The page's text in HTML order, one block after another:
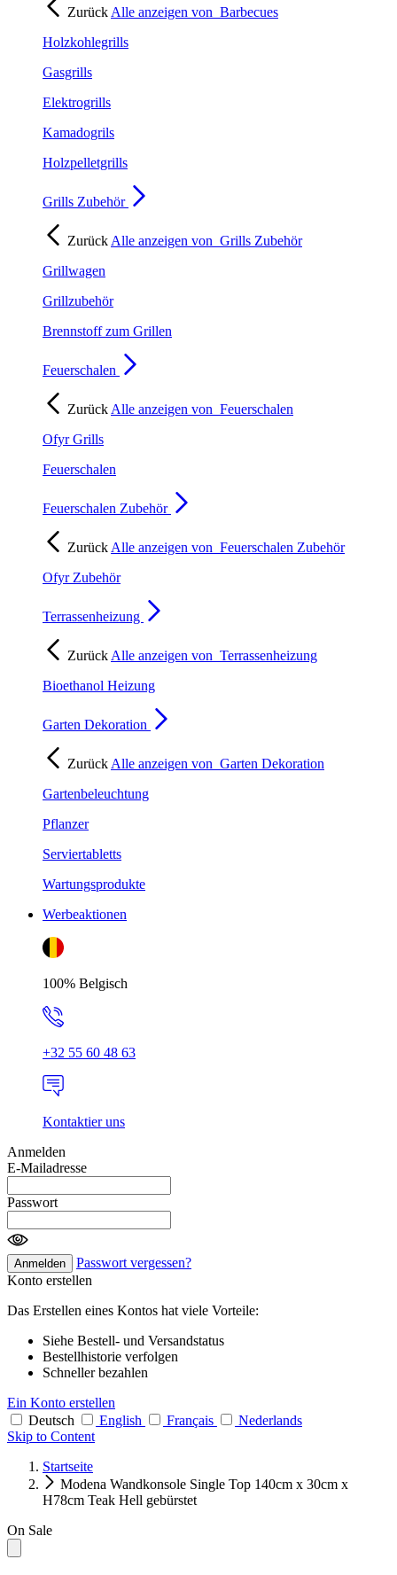
Zurück Alle anzeigen von Barbecues
Holzkohlegrills
Gasgrills
Elektrogrills
Kamadogrils
Holzpelletgrills
Grills Zubehör
Zurück Alle anzeigen von Grills Zubehör
Grillwagen
Grillzubehör
Brennstoff zum Grillen
Feuerschalen
Zurück Alle anzeigen von Feuerschalen
Ofyr Grills
Feuerschalen
Feuerschalen Zubehör
Zurück Alle anzeigen von Feuerschalen Zubehör
Ofyr Zubehör
Terrassenheizung
Zurück Alle anzeigen von Terrassenheizung
Bioethanol Heizung
Garten Dekoration
Zurück Alle anzeigen von Garten Dekoration
Gartenbeleuchtung
Pflanzer
Serviertabletts
Wartungsprodukte
Werbeaktionen
100% Belgisch
+32 55 60 48 63
Kontaktier uns
Anmelden
E-Mailadresse
Passwort
Anmelden
Passwort vergessen?
Konto erstellen
Das Erstellen eines Kontos hat viele Vorteile:
Siehe Bestell- und Versandstatus
Bestellhistorie verfolgen
Schneller bezahlen
Ein Konto erstellen
Deutsch
English Français
Nederlands
Skip to Content
Startseite
Modena Wandkonsole Single Top 140cm x 30cm x
H78cm Teak Hell gebürstet
On Sale